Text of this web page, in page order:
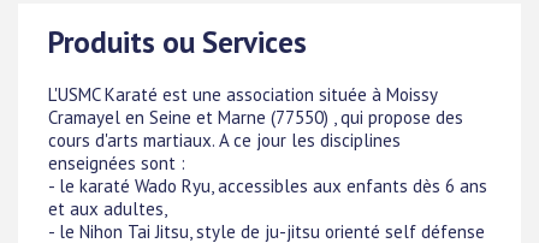
Produits ou Services
L'USMC Karaté est une association située à Moissy
Cramayel en Seine et Marne (77550) , qui propose des
cours d'arts martiaux. A ce jour les disciplines
enseignées sont :
- le karaté Wado Ryu, accessibles aux enfants dès 6 ans
et aux adultes,
- le Nihon Tai Jitsu, style de ju-jitsu orienté self défense